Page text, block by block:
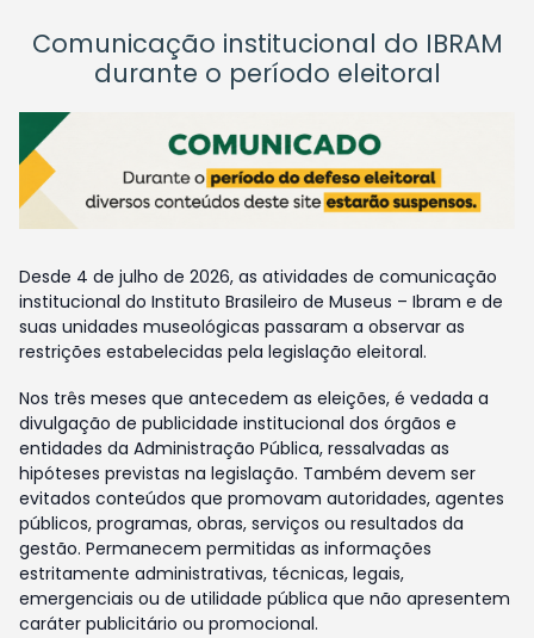
Comunicação institucional do IBRAM
durante o período eleitoral
Desde 4 de julho de 2026, as atividades de comunicação
institucional do Instituto Brasileiro de Museus – Ibram e de
suas unidades museológicas passaram a observar as
restrições estabelecidas pela legislação eleitoral.
Nos três meses que antecedem as eleições, é vedada a
divulgação de publicidade institucional dos órgãos e
entidades da Administração Pública, ressalvadas as
hipóteses previstas na legislação. Também devem ser
evitados conteúdos que promovam autoridades, agentes
públicos, programas, obras, serviços ou resultados da
gestão. Permanecem permitidas as informações
estritamente administrativas, técnicas, legais,
emergenciais ou de utilidade pública que não apresentem
caráter publicitário ou promocional.